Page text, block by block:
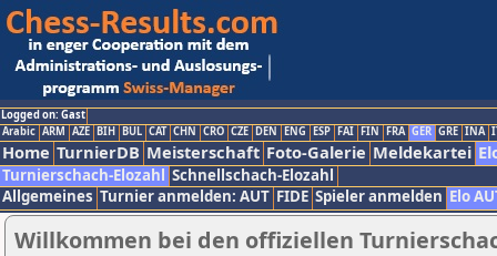
Logged on: Gast
Arabic ARM AZE BIH BUL CAT CHN CRO CZE DEN ENG ESP FAI FIN FRA GER GRE INA
Home TurnierDB Meisterschaft Foto-Galerie Meldekartei
Turnierschach-Elozahl Schnellschach-Elozahl
Allgemeines Turnier anmelden: AUT FIDE Spieler anmelden Elo
Willkommen bei den offiziellen